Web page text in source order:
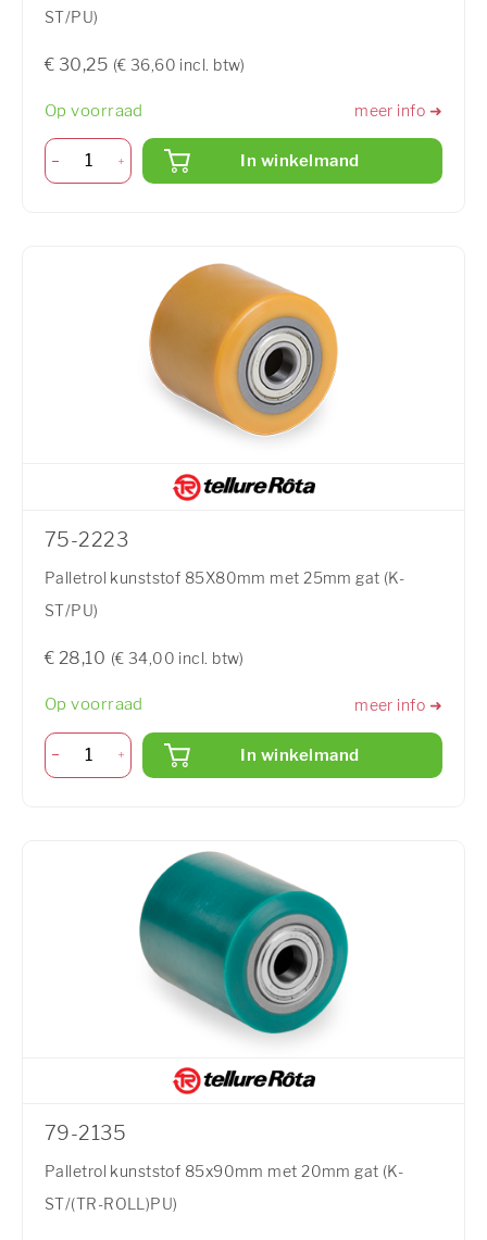
ST/PU)
€ 30,25 (€ 36,60 incl. btw)
Op voorraad meer info ➜
In winkelmand
75-2223
Palletrol kunststof 85X80mm met 25mm gat (K-
ST/PU)
€ 28,10 (€ 34,00 incl. btw)
Op voorraad meer info ➜
In winkelmand
79-2135
Palletrol kunststof 85x90mm met 20mm gat (K-
ST/(TR-ROLL)PU)